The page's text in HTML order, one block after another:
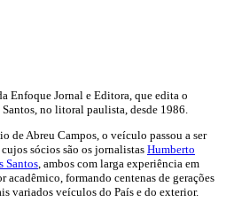
Enfoque Jornal e Editora, que edita o
no litoral paulista, desde 1986.
de Abreu Campos, o veículo passou a ser
sócios são os jornalistas Humberto
Santos, ambos com larga experiência em
acadêmico, formando centenas de gerações
variados veículos do País e do exterior.